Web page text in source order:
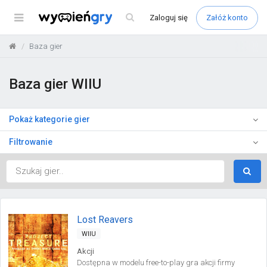
Menu Zaloguj się Załóż konto
Baza gier
Baza gier WIIU
Pokaż kategorie gier
Filtrowanie
Lost Reavers
WIIU
Akcji
Dostępna w modelu free-to-play gra akcji firmy